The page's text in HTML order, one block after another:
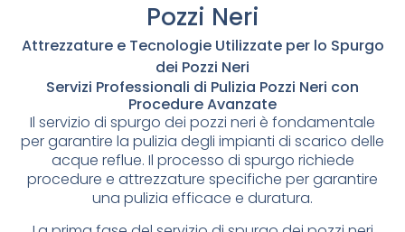
Pozzi Neri
Attrezzature e Tecnologie Utilizzate per lo Spurgo
dei Pozzi Neri
Servizi Professionali di Pulizia Pozzi Neri con
Procedure Avanzate
Il servizio di spurgo dei pozzi neri è fondamentale
per garantire la pulizia degli impianti di scarico delle
acque reflue. Il processo di spurgo richiede
procedure e attrezzature specifiche per garantire
una pulizia efficace e duratura.